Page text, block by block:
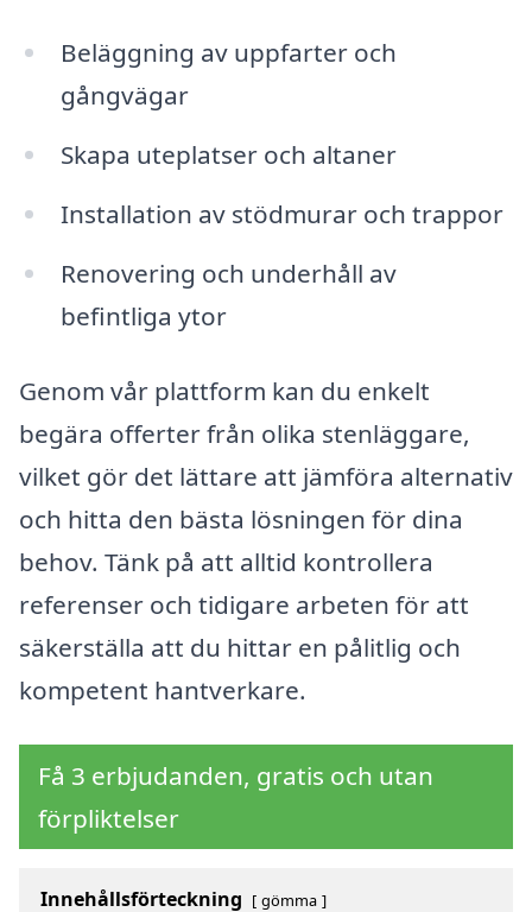
Beläggning av uppfarter och
gångvägar
Skapa uteplatser och altaner
Installation av stödmurar och trappor
Renovering och underhåll av
befintliga ytor
Genom vår plattform kan du enkelt
begära offerter från olika stenläggare,
vilket gör det lättare att jämföra alternativ
och hitta den bästa lösningen för dina
behov. Tänk på att alltid kontrollera
referenser och tidigare arbeten för att
säkerställa att du hittar en pålitlig och
kompetent hantverkare.
Få 3 erbjudanden, gratis och utan
förpliktelser
Innehållsförteckning gömma